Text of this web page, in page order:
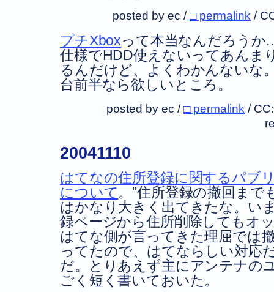
posted by ec /□ permalink /
プチXboxって本当なんだろう
仕様でHDD使えないってあんま
るんだけど、よくわかんないな
台前半なら欲しいところ。
posted by ec /□ permalink /
20041110
はてなの住所登録に関するパブ
について。
住所登録の撤回まで
はかなり大きく出てきたな。い
録ページから住所削除してもオ
はてな側が言ってきた理屈では
ってたので、はてならしい対応
だ。とりあえず主にアンテナの
ごく短く書いておいた。